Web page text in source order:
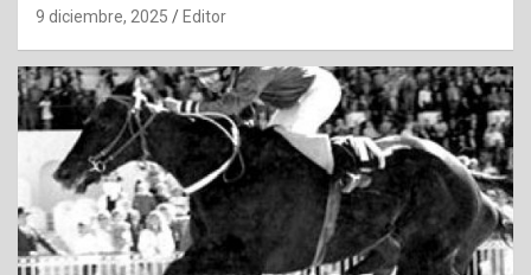
9 diciembre, 2025 Editor